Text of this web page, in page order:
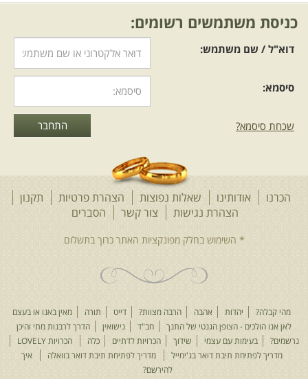
כניסת משתמשים רשומים:
דוא"ל / שם משתמש:
סיסמא:
שכחת סיסמא?
הכרנו אודותינו שאלות נפוצות הצהרת פרטיות
תקנון
הצהרת נגישות
צור קשר הסברים
מהי קבלה? יהדות אהבה הרבה מצוות? דייט תורה
מאין באנו או בעצם
לאן אנו הולכים - הצופן הגנטי של התנך
חב"ד נישואין
הדרך לרבנות מתי והיכן
נרשמים?
בעימות עם עצמי שידוך הכרויות לדתיים כלה
הכרויות LOVELY
מדריך לפתיחת תיבת דואר בג'ימייל
מדריך לפתיחת תיבת דואר בוואלה
איך
להירשם?